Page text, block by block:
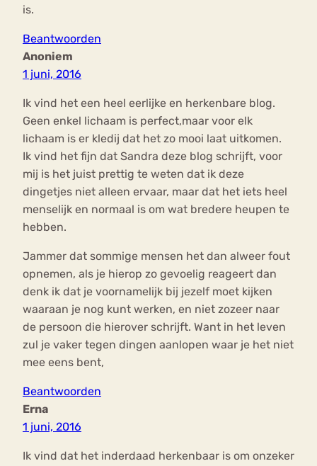
is.
Beantwoorden
Anoniem
1 juni, 2016
Ik vind het een heel eerlijke en herkenbare blog.
Geen enkel lichaam is perfect,maar voor elk
lichaam is er kledij dat het zo mooi laat uitkomen.
Ik vind het fijn dat Sandra deze blog schrijft, voor
mij is het juist prettig te weten dat ik deze
dingetjes niet alleen ervaar, maar dat het iets heel
menselijk en normaal is om wat bredere heupen te
hebben.
Jammer dat sommige mensen het dan alweer fout
opnemen, als je hierop zo gevoelig reageert dan
denk ik dat je voornamelijk bij jezelf moet kijken
waaraan je nog kunt werken, en niet zozeer naar
de persoon die hierover schrijft. Want in het leven
zul je vaker tegen dingen aanlopen waar je het niet
mee eens bent,
Beantwoorden
Erna
1 juni, 2016
Ik vind dat het inderdaad herkenbaar is om onzeker